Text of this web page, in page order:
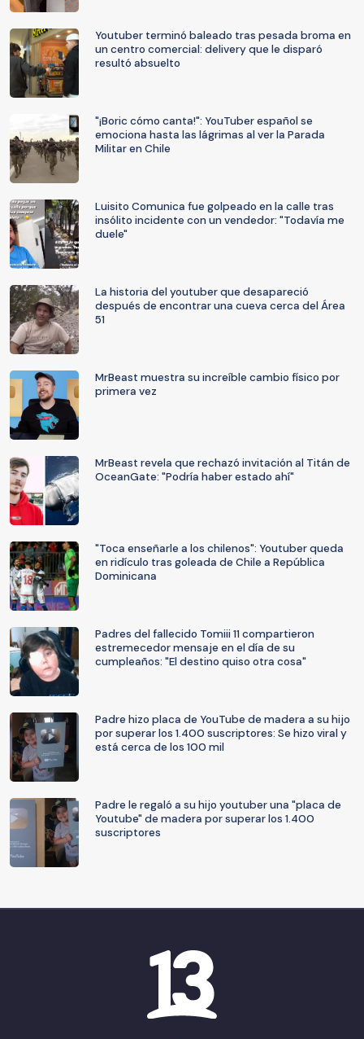
Youtuber terminó baleado tras pesada broma en
un centro comercial: delivery que le disparó
resultó absuelto
"¡Boric cómo canta!": YouTuber español se
emociona hasta las lágrimas al ver la Parada
Militar en Chile
Luisito Comunica fue golpeado en la calle tras
insólito incidente con un vendedor: "Todavía me
duele"
La historia del youtuber que desapareció
después de encontrar una cueva cerca del Área
51
MrBeast muestra su increíble cambio físico por
primera vez
MrBeast revela que rechazó invitación al Titán de
OceanGate: "Podría haber estado ahí"
"Toca enseñarle a los chilenos": Youtuber queda
en ridículo tras goleada de Chile a República
Dominicana
Padres del fallecido Tomiii 11 compartieron
estremecedor mensaje en el día de su
cumpleaños: "El destino quiso otra cosa"
Padre hizo placa de YouTube de madera a su hijo
por superar los 1.400 suscriptores: Se hizo viral y
está cerca de los 100 mil
Padre le regaló a su hijo youtuber una "placa de
Youtube" de madera por superar los 1.400
suscriptores